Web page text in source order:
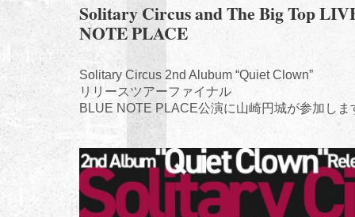
Solitary Circus and The Big Top
NOTE PLACE
Solitary Circus 2nd Alubum “Quiet Clown”
リリースツアーファイナル
BLUE NOTE PLACE公演に山崎円城が参加しま